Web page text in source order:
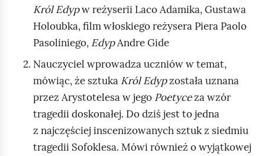
Król Edypw reżyserii LacoAdamika, Gustawa
Holoubka, film włoskiego reżysera Piera Paolo
Pasoliniego, EdypAndre Gide
Nauczyciel wprowadza uczniów w temat,
mówiąc, że sztuka Król Edypzostała uznana
przez Arystotelesa w jego Poetyceza wzór
tragedii doskonałej. Do dziś jest to jedna
z najczęściej inscenizowanych sztuk z siedmiu
tragedii Sofoklesa. Mówi również o wyjątkowej